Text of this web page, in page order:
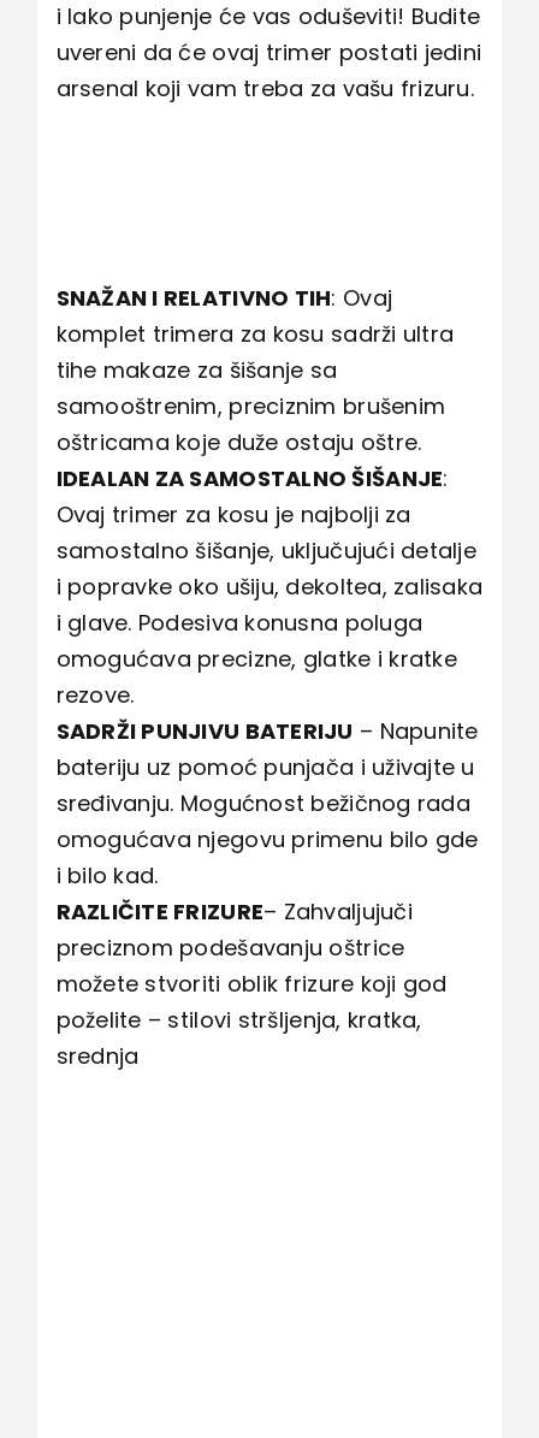
i lako punjenje će vas oduševiti! Budite
uvereni da će ovaj trimer postati jedini
arsenal koji vam treba za vašu frizuru.
SNAŽAN I RELATIVNO TIH: Ovaj
komplet trimera za kosu sadrži ultra
tihe makaze za šišanje sa
samooštrenim, preciznim brušenim
oštricama koje duže ostaju oštre.
IDEALAN ZA SAMOSTALNO ŠIŠANJE:
Ovaj trimer za kosu je najbolji za
samostalno šišanje, uključujući detalje
i popravke oko ušiju, dekoltea, zalisaka
i glave. Podesiva konusna poluga
omogućava precizne, glatke i kratke
rezove.
SADRŽI PUNJIVU BATERIJU – Napunite
bateriju uz pomoć punjača i uživajte u
sređivanju. Mogućnost bežičnog rada
omogućava njegovu primenu bilo gde
i bilo kad.
RAZLIČITE FRIZURE– Zahvaljujuči
preciznom podešavanju oštrice
možete stvoriti oblik frizure koji god
poželite – stilovi stršljenja, kratka,
srednja